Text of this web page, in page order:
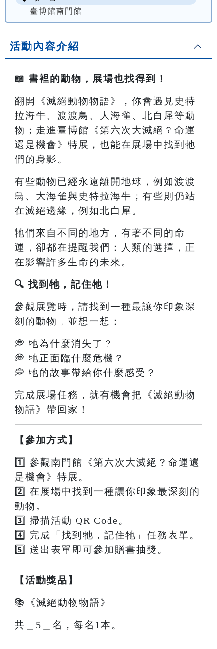
臺博館南門館
活動內容介紹
📖 書裡的動物，展場也找得到！
翻開《滅絕動物物語》，你會遇見史特
拉海牛、渡渡鳥、大海雀、北白犀等動
物；走進臺博館《第六次大滅絕？命運
還是機會》特展，也能在展場中找到牠
們的身影。
有些動物已經永遠離開地球，例如渡渡
鳥、大海雀與史特拉海牛；有些則仍站
在滅絕邊緣，例如北白犀。
牠們來自不同的地方，有著不同的命
運，卻都在提醒我們：人類的選擇，正
在影響許多生命的未來。
🔍 找到牠，記住牠！
參觀展覽時，請找到一種最讓你印象深
刻的動物，並想一想：
💭 牠為什麼消失了？
💭 牠正面臨什麼危機？
💭 牠的故事帶給你什麼感受？
完成展場任務，就有機會把《滅絕動物
物語》帶回家！
【參加方式】
1️⃣ 參觀南門館《第六次大滅絕？命運還
是機會》特展。
2️⃣ 在展場中找到一種讓你印象最深刻的
動物。
3️⃣ 掃描活動 QR Code。
4️⃣ 完成「找到牠，記住牠」任務表單。
5️⃣ 送出表單即可參加贈書抽獎。
【活動獎品】
📚《滅絕動物物語》
共＿5＿名，每名1本。